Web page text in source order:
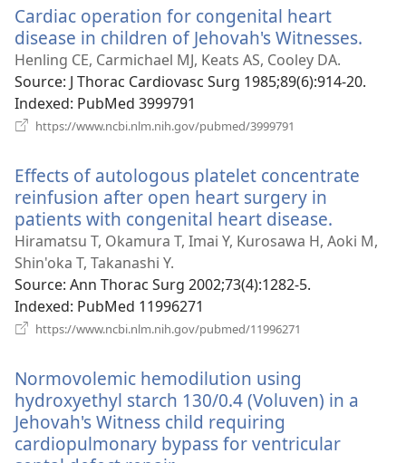
Cardiac operation for congenital heart
disease in children of Jehovah's Witnesses.
Henling CE, Carmichael MJ, Keats AS, Cooley DA.
Source‎: J Thorac Cardiovasc Surg 1985;89(6):914-20.
Indexed‎: PubMed 3999791
https://www.ncbi.nlm.nih.gov/pubmed/3999791
вікні)
Effects of autologous platelet concentrate
reinfusion after open heart surgery in
patients with congenital heart disease.
у
Hiramatsu T, Okamura T, Imai Y, Kurosawa H, Aoki M,
Shin'oka T, Takanashi Y.
Source‎: Ann Thorac Surg 2002;73(4):1282-5.
Indexed‎: PubMed 11996271
https://www.ncbi.nlm.nih.gov/pubmed/11996271
Normovolemic hemodilution using
hydroxyethyl starch 130/0.4 (Voluven) in a
Jehovah's Witness child requiring
cardiopulmonary bypass for ventricular